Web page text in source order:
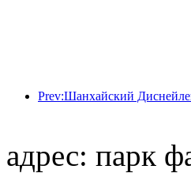
адрес: парк